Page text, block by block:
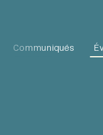
Communiqués